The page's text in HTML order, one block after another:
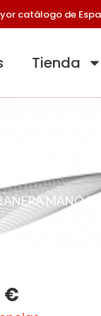
catálogo de
Tienda
MANO
€